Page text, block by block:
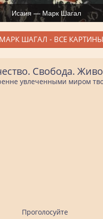
Исаия — Марк Шагал
МАРК ШАГАЛ - ВСЕ КАРТИНЫ
Свобода.
увлеченными миром
Проголосуйте